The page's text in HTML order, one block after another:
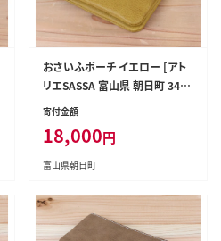
おさいふポーチ イエロー [アト
リエSASSA 富山県 朝日町 3431
0061]
寄付金額
18,000円
富山県朝日町